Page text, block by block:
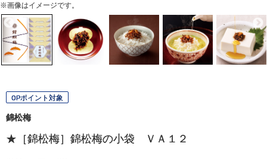
※画像はイメージです。
OPポイント対象
錦松梅
★［錦松梅］錦松梅の小袋 ＶＡ１２